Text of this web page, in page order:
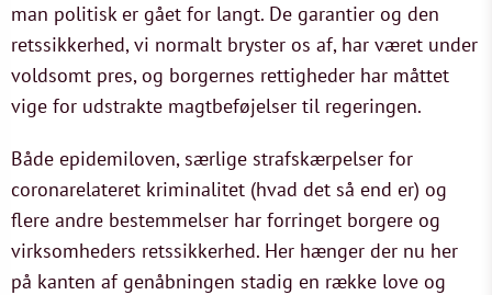
man politisk er gået for langt. De garantier og den
retssikkerhed, vi normalt bryster os af, har været under
voldsomt pres, og borgernes rettigheder har måttet
vige for udstrakte magtbeføjelser til regeringen.
Både epidemiloven, særlige strafskærpelser for
coronarelateret kriminalitet (hvad det så end er) og
flere andre bestemmelser har forringet borgere og
virksomheders retssikkerhed. Her hænger der nu her
på kanten af genåbningen stadig en række love og